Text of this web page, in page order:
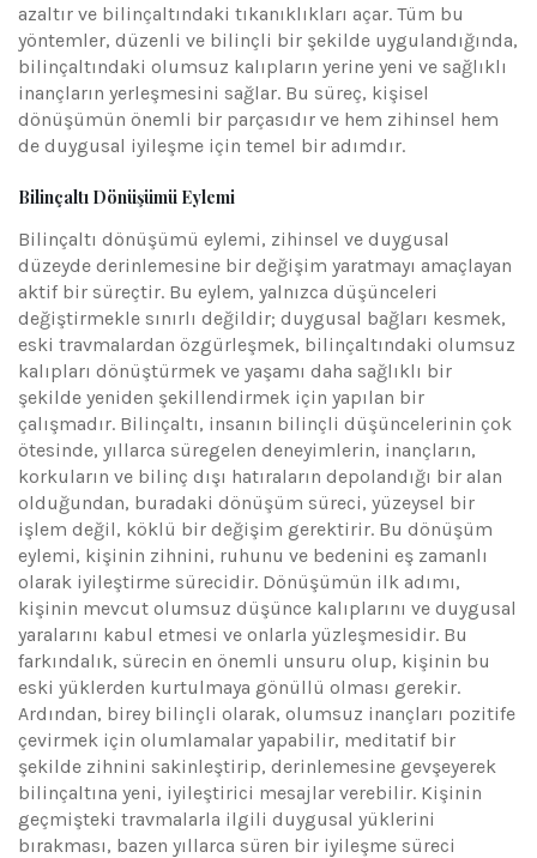
azaltır ve bilinçaltındaki tıkanıklıkları açar. Tüm bu
yöntemler, düzenli ve bilinçli bir şekilde uygulandığında,
bilinçaltındaki olumsuz kalıpların yerine yeni ve sağlıklı
inançların yerleşmesini sağlar. Bu süreç, kişisel
dönüşümün önemli bir parçasıdır ve hem zihinsel hem
de duygusal iyileşme için temel bir adımdır.
Bilinçaltı Dönüşümü Eylemi
Bilinçaltı dönüşümü eylemi, zihinsel ve duygusal
düzeyde derinlemesine bir değişim yaratmayı amaçlayan
aktif bir süreçtir. Bu eylem, yalnızca düşünceleri
değiştirmekle sınırlı değildir; duygusal bağları kesmek,
eski travmalardan özgürleşmek, bilinçaltındaki olumsuz
kalıpları dönüştürmek ve yaşamı daha sağlıklı bir
şekilde yeniden şekillendirmek için yapılan bir
çalışmadır. Bilinçaltı, insanın bilinçli düşüncelerinin çok
ötesinde, yıllarca süregelen deneyimlerin, inançların,
korkuların ve bilinç dışı hatıraların depolandığı bir alan
olduğundan, buradaki dönüşüm süreci, yüzeysel bir
işlem değil, köklü bir değişim gerektirir. Bu dönüşüm
eylemi, kişinin zihnini, ruhunu ve bedenini eş zamanlı
olarak iyileştirme sürecidir. Dönüşümün ilk adımı,
kişinin mevcut olumsuz düşünce kalıplarını ve duygusal
yaralarını kabul etmesi ve onlarla yüzleşmesidir. Bu
farkındalık, sürecin en önemli unsuru olup, kişinin bu
eski yüklerden kurtulmaya gönüllü olması gerekir.
Ardından, birey bilinçli olarak, olumsuz inançları pozitife
çevirmek için olumlamalar yapabilir, meditatif bir
şekilde zihnini sakinleştirip, derinlemesine gevşeyerek
bilinçaltına yeni, iyileştirici mesajlar verebilir. Kişinin
geçmişteki travmalarla ilgili duygusal yüklerini
bırakması, bazen yıllarca süren bir iyileşme süreci